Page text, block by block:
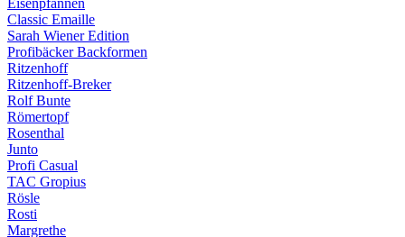
Eisenpfannen
Classic Emaille
Sarah Wiener Edition
Profibäcker Backformen
Ritzenhoff
Ritzenhoff-Breker
Rolf Bunte
Römertopf
Rosenthal
Junto
Profi Casual
TAC Gropius
Rösle
Rosti
Margrethe